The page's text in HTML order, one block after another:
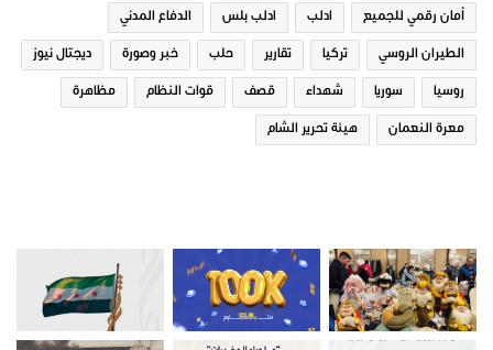
أمان رقمي للجميع ادلب ادلب بلس الدفاع المدني
الطيران الروسي تركيا تقارير حلب خبر وصورة ديجتال نيوز
روسيا سوريا شهداء قصف قوات النظام مظاهرة
معرة النعمان هيئة تحرير الشام